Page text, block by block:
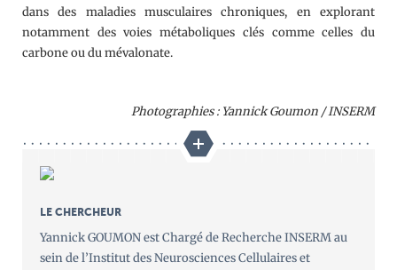
dans des maladies musculaires chroniques, en explorant
notamment des voies métaboliques clés comme celles du
carbone ou du mévalonate.
Photographies : Yannick Goumon / INSERM
LE CHERCHEUR
Yannick GOUMON est Chargé de Recherche INSERM au
sein de l’Institut des Neurosciences Cellulaires et